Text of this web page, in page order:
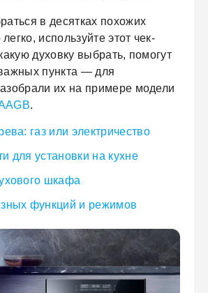
в десятках похожих
используйте этот чек-
духовку выбрать, помогут
пункта — для
их на примере модели
.
газ или электричество
для установки на кухне
шкафа
функций и режимов